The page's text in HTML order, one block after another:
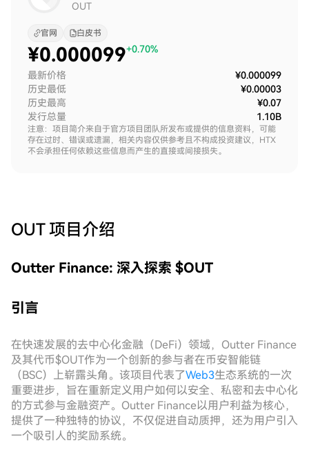
OUT
官网 白皮书
¥0.000099+0.70%
最新价格
¥0.000099
历史最低
¥0.00003
历史最高
¥0.07
发行总量
1.10B
注意：项目简介来自于官方项目团队所发布或提供的信息资料，可能
存在过时、错误或遗漏，相关内容仅供参考且不构成投资建议，HTX
不会承担任何依赖这些信息而产生的直接或间接损失。
OUT 项目介绍
Outter Finance: 深入探索 $OUT
引言
在快速发展的去中心化金融（DeFi）领域，Outter Finance
及其代币$OUT作为一个创新的参与者在币安智能链
（BSC）上崭露头角。该项目代表了Web3生态系统的一次
重要进步，旨在重新定义用户如何以安全、私密和去中心化
的方式参与金融资产。Outter Finance以用户利益为核心，
提供了一种独特的协议，不仅促进自动质押，还为用户引入
一个吸引人的奖励系统。